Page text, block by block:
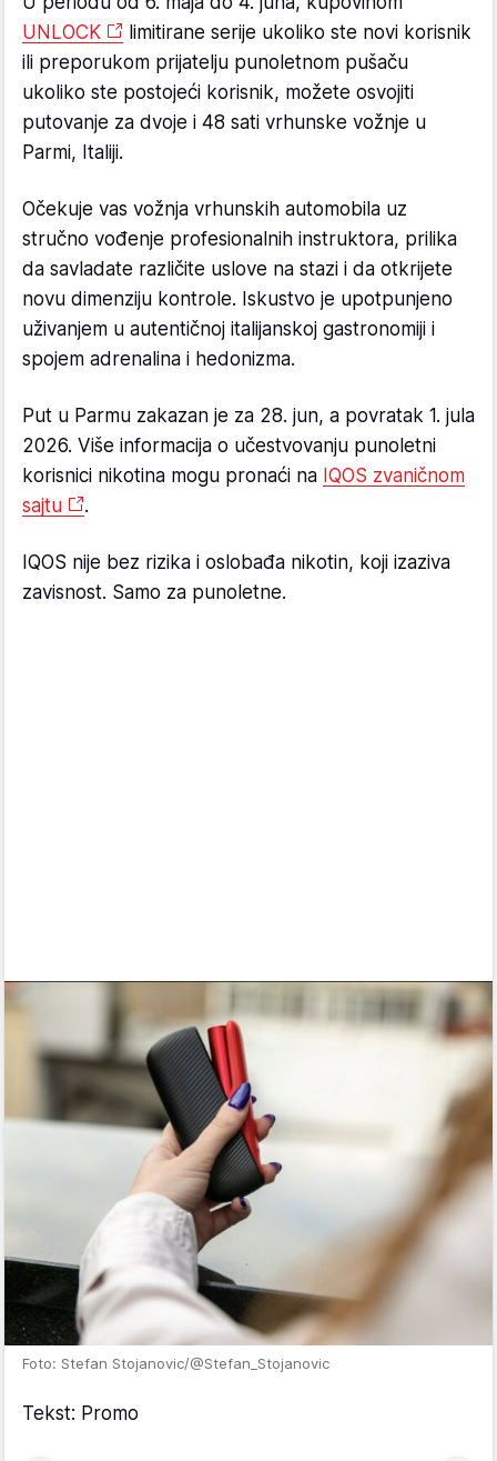
UNLOCK
limitirane serije ukoliko ste novi korisnik
ili preporukom prijatelju punoletnom pušaču
ukoliko ste postojeći korisnik, možete osvojiti
putovanje za dvoje i 48 sati vrhunske vožnje u
Parmi, Italiji.
Očekuje vas vožnja vrhunskih automobila uz
stručno vođenje profesionalnih instruktora, prilika
da savladate različite uslove na stazi i da otkrijete
novu dimenziju kontrole. Iskustvo je upotpunjeno
uživanjem u autentičnoj italijanskoj gastronomiji i
spojem adrenalina i hedonizma.
Put u Parmu zakazan je za 28. jun, a povratak 1. jula
2026. Više informacija o učestvovanju punoletni
korisnici nikotina mogu pronaći na IQOS zvaničnom
sajtu
.
IQOS nije bez rizika i oslobađa nikotin, koji izaziva
zavisnost. Samo za punoletne.
Foto: Stefan Stojanovic/@Stefan_Stojanovic
Tekst: Promo